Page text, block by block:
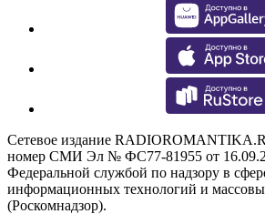
Сетевое издание
номер СМИ Эл № ФС77-81955 от
Федеральной службой по надзору в
информационных технологий и
(Роскомнадзор).